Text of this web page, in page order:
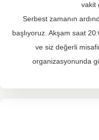
vakit
Serbest zamanın
başlıyoruz. Akşam saat
ve siz değerli
organizasyonunda